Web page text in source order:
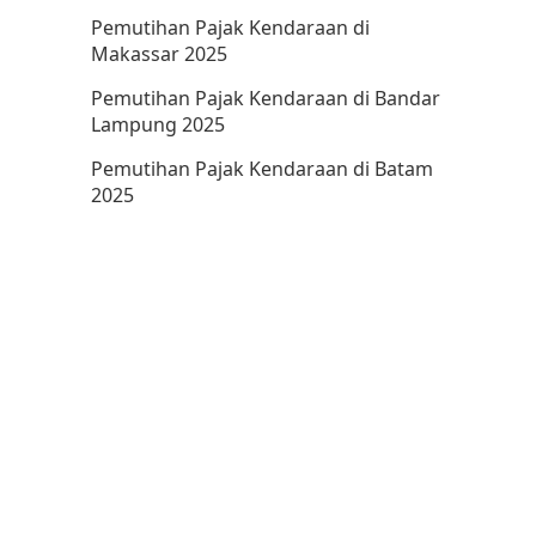
Pemutihan Pajak Kendaraan di
Makassar 2025
Pemutihan Pajak Kendaraan di Bandar
Lampung 2025
Pemutihan Pajak Kendaraan di Batam
2025